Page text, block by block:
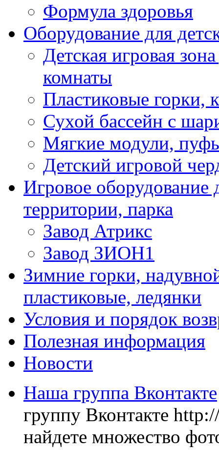
Формула здоровья
Оборудование для
Детская игровая
комнаты
Пластиковые горки,
Сухой бассейн с
Мягкие модули,
Детский игровой
Игровое оборудование
территории, парка
Завод Атрикс
Завод ЗИОН1
Зимние горки,
пластиковые, ледянки
Условия и порядок
Полезная информация
Новости
Наша группа Вконтакте
группу Вконтакте
найдете множество